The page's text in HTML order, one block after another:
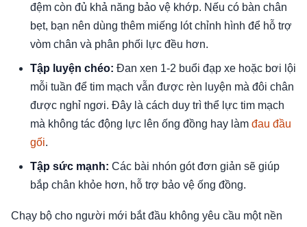
đệm còn đủ khả năng bảo vệ khớp. Nếu có bàn chân
bẹt, bạn nên dùng thêm miếng lót chỉnh hình để hỗ trợ
vòm chân và phân phối lực đều hơn.
Tập luyện chéo: Đan xen 1-2 buổi đạp xe hoặc bơi lội
mỗi tuần để tim mạch vẫn được rèn luyện mà đôi chân
được nghỉ ngơi. Đây là cách duy trì thể lực tim mạch
mà không tác động lực lên ống đồng hay làm đau đầu
gối.
Tập sức mạnh: Các bài nhón gót đơn giản sẽ giúp
bắp chân khỏe hơn, hỗ trợ bảo vệ ống đồng.
Chạy bộ cho người mới bắt đầu không yêu cầu một nền